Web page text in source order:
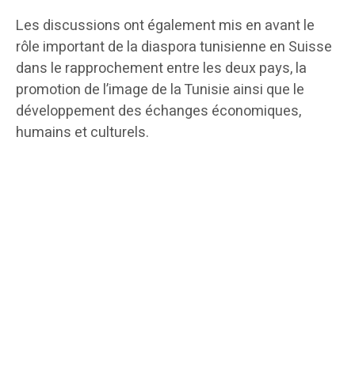
Les discussions ont également mis en avant le
rôle important de la diaspora tunisienne en Suisse
dans le rapprochement entre les deux pays, la
promotion de l’image de la Tunisie ainsi que le
développement des échanges économiques,
humains et culturels.